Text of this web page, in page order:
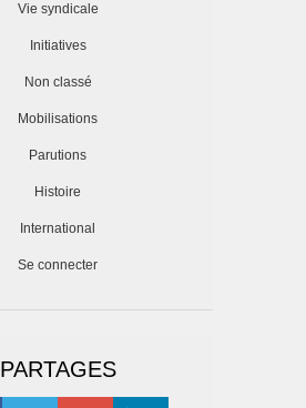
Vie syndicale
Initiatives
Non classé
Mobilisations
Parutions
Histoire
International
Se connecter
PARTAGES